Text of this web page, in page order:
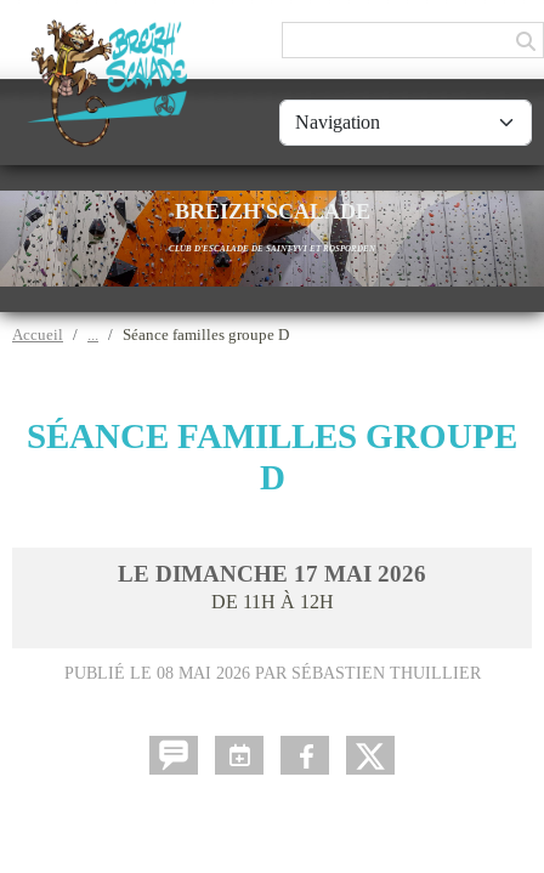
BREIZH'SCALADE
CLUB D'ESCALADE DE SAINT-YVI ET ROSPORDEN
Accueil Séance familles groupe D
SÉANCE FAMILLES GROUPE
D
LE DIMANCHE 17 MAI 2026
DE 11H À 12H
PUBLIÉ LE 08 MAI 2026PAR SÉBASTIEN THUILLIER